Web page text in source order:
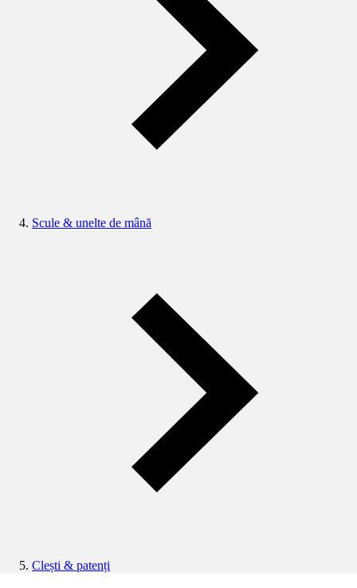
Scule & unelte de mână
Clești & patenți